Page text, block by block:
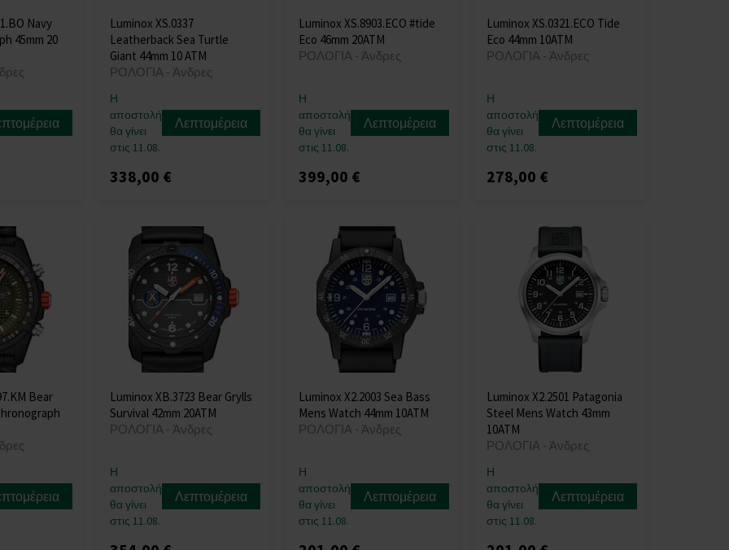
Navy
45mm 20
Luminox XS.0337
Leatherback Sea Turtle
Giant 44mm 10 ATM
ΡΟΛΟΓΙΑ - Άνδρες
Η
αποστολή
θα γίνει
στις 11.08.
Λεπτομέρεια
338,00 €
Luminox XS.8903.ECO #tide
Eco 46mm 20ATM
ΡΟΛΟΓΙΑ - Άνδρες
Η
αποστολή
θα γίνει
στις 11.08.
Λεπτομέρεια
399,00 €
Luminox XS.0321.ECO Tide
Eco 44mm 10ATM
ΡΟΛΟΓΙΑ - Άνδρες
Η
αποστολή
θα γίνει
στις 11.08.
Λεπτομέρεια
278,00 €
Bear
Luminox XB.3723 Bear Grylls
Survival 42mm 20ATM
ΡΟΛΟΓΙΑ - Άνδρες
Η
αποστολή
θα γίνει
στις 11.08.
Λεπτομέρεια
Luminox X2.2003 Sea Bass
Mens Watch 44mm 10ATM
ΡΟΛΟΓΙΑ - Άνδρες
Η
αποστολή
θα γίνει
στις 11.08.
Λεπτομέρεια
Luminox X2.2501 Patagonia
Steel Mens Watch 43mm
10ATM
ΡΟΛΟΓΙΑ - Άνδρες
Η
αποστολή
θα γίνει
στις 11.08.
Λεπτομέρεια